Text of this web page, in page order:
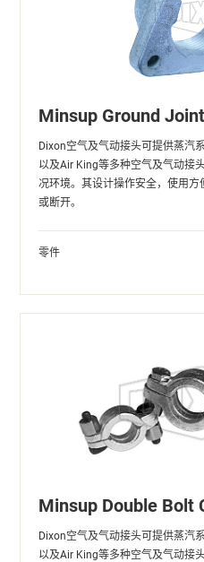
Minsup Ground
Dixon空气及气动接头可提供蒸汽
以及Air King等多种空气及气动接
况环境。其设计操作安全，使用
或断开。
零件
Minsup Double Bolt
Dixon空气及气动接头可提供蒸汽
以及Air King等多种空气及气动接